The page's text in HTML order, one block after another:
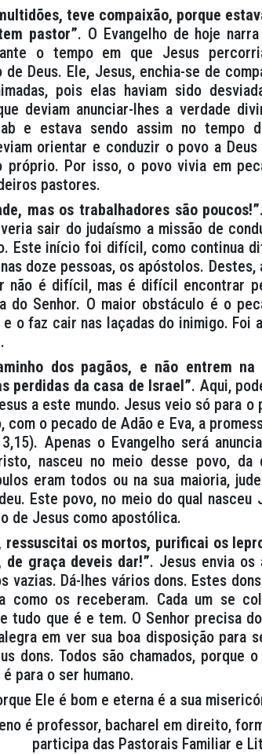
teve compaixão, porque
pastor”. O Evangelho de hoje
o tempo em que Jesus
de Deus. Ele, Jesus, enchia-se de
pois elas haviam sido
deviam anunciar-lhes a verdade
e estava sendo assim no tempo
orientar e conduzir o povo a
Por isso, o povo vivia em
pastores.
mas os trabalhadores são poucos!”
sair do judaísmo a missão de
Este início foi difícil, como continua
doze pessoas, os apóstolos. Destes,
não é difícil, mas é difícil encontrar
do Senhor. O maior obstáculo é o
o faz cair nas laçadas do inimigo. Foi
dos pagãos, e não entrem
perdidas da casa de Israel”. Aqui,
a este mundo. Jesus veio só para o
com o pecado de Adão e Eva, a
3,15). Apenas o Evangelho será
nasceu no meio desse povo, da
eram todos ou na sua maioria,
Este povo, no meio do qual
de Jesus como apostólica.
ressuscitai os mortos, purificai os
graça deveis dar!”. Jesus envia os
vazias. Dá-lhes vários dons. Estes
como os receberam. Cada um se
tudo que é e tem. O Senhor precisa
em ver sua boa disposição para
dons. Todos são chamados, porque
para o ser humano.
Ele é bom e eterna é a sua
é professor, bacharel em direito,
participa das Pastorais Familiar e